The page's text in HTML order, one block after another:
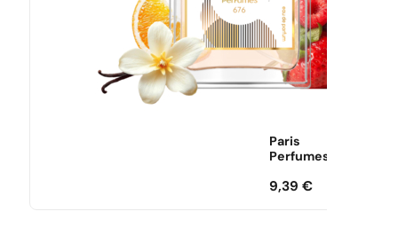
Paris
Perfumes
9,39€